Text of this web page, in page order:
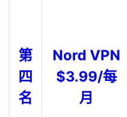
第
四
名
Nord VPN
$3.99/每
月